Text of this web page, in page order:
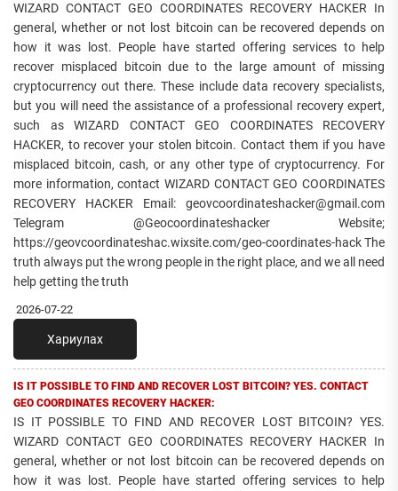
WIZARD CONTACT GEO COORDINATES RECOVERY HACKER In
general, whether or not lost bitcoin can be recovered depends on
how it was lost. People have started offering services to help
recover misplaced bitcoin due to the large amount of missing
cryptocurrency out there. These include data recovery specialists,
but you will need the assistance of a professional recovery expert,
such as WIZARD CONTACT GEO COORDINATES RECOVERY
HACKER, to recover your stolen bitcoin. Contact them if you have
misplaced bitcoin, cash, or any other type of cryptocurrency. For
more information, contact WIZARD CONTACT GEO COORDINATES
RECOVERY HACKER Email: geovcoordinateshacker@gmail.com
Telegram @Geocoordinateshacker Website;
https://geovcoordinateshac.wixsite.com/geo-coordinates-hack The
truth always put the wrong people in the right place, and we all need
help getting the truth
2026-07-22
Хариулах
IS IT POSSIBLE TO FIND AND RECOVER LOST BITCOIN? YES. CONTACT
GEO COORDINATES RECOVERY HACKER:
IS IT POSSIBLE TO FIND AND RECOVER LOST BITCOIN? YES.
WIZARD CONTACT GEO COORDINATES RECOVERY HACKER In
general, whether or not lost bitcoin can be recovered depends on
how it was lost. People have started offering services to help